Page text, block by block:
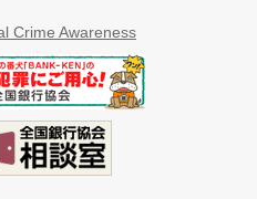
Crime Awareness